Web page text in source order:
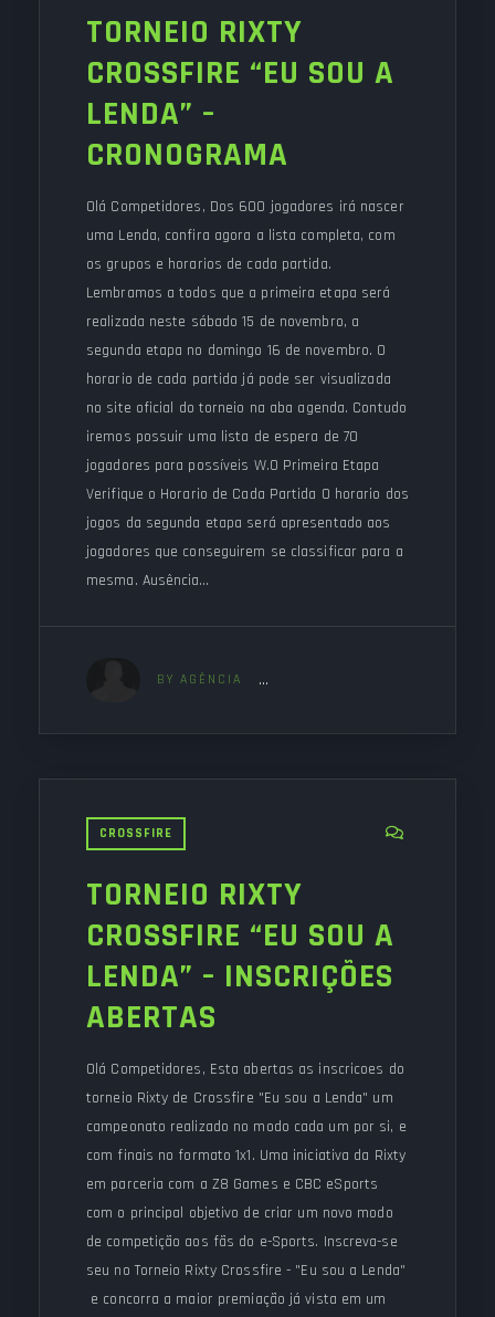
TORNEIO RIXTY
CROSSFIRE “EU SOU A
LENDA” –
CRONOGRAMA
Olá Competidores, Dos 600 jogadores irá nascer
uma Lenda, confira agora a lista completa, com
os grupos e horarios de cada partida.
Lembramos a todos que a primeira etapa será
realizada neste sábado 15 de novembro, a
segunda etapa no domingo 16 de novembro. O
horario de cada partida já pode ser visualizada
no site oficial do torneio na aba agenda. Contudo
iremos possuir uma lista de espera de 70
jogadores para possíveis W.O Primeira Etapa
Verifique o Horario de Cada Partida O horario dos
jogos da segunda etapa será apresentado aos
jogadores que conseguirem se classificar para a
mesma. Ausência…
BY AGÊNCIA
CROSSFIRE
TORNEIO RIXTY
CROSSFIRE “EU SOU A
LENDA” – INSCRIÇÕES
ABERTAS
Olá Competidores, Esta abertas as inscricoes do
torneio Rixty de Crossfire "Eu sou a Lenda" um
campeonato realizado no modo cada um por si, e
com finais no formato 1x1. Uma iniciativa da Rixty
em parceria com a Z8 Games e CBC eSports
com o principal objetivo de criar um novo modo
de competição aos fãs do e-Sports. Inscreva-se
seu no Torneio Rixty Crossfire - "Eu sou a Lenda"
e concorra a maior premiação já vista em um